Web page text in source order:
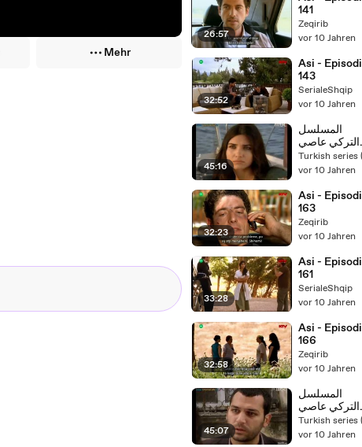
Mehr
26:57
141
Zeqirib
vor 10 Jahren
32:52
Asi - Episodi
143
SerialeShqip
vor 10 Jahren
45:16
المسلسل
التركي عاصي
مدبلج الحلقة
137 فيديو
vor 10 Jahren
32:23
Asi - Episodi
163
Zeqirib
vor 10 Jahren
33:28
Asi - Episodi
161
SerialeShqip
vor 10 Jahren
32:58
Asi - Episodi
166
Zeqirib
vor 10 Jahren
45:07
المسلسل
التركي عاصي
مدبلج الحلقة
135 فيديو
vor 10 Jahren